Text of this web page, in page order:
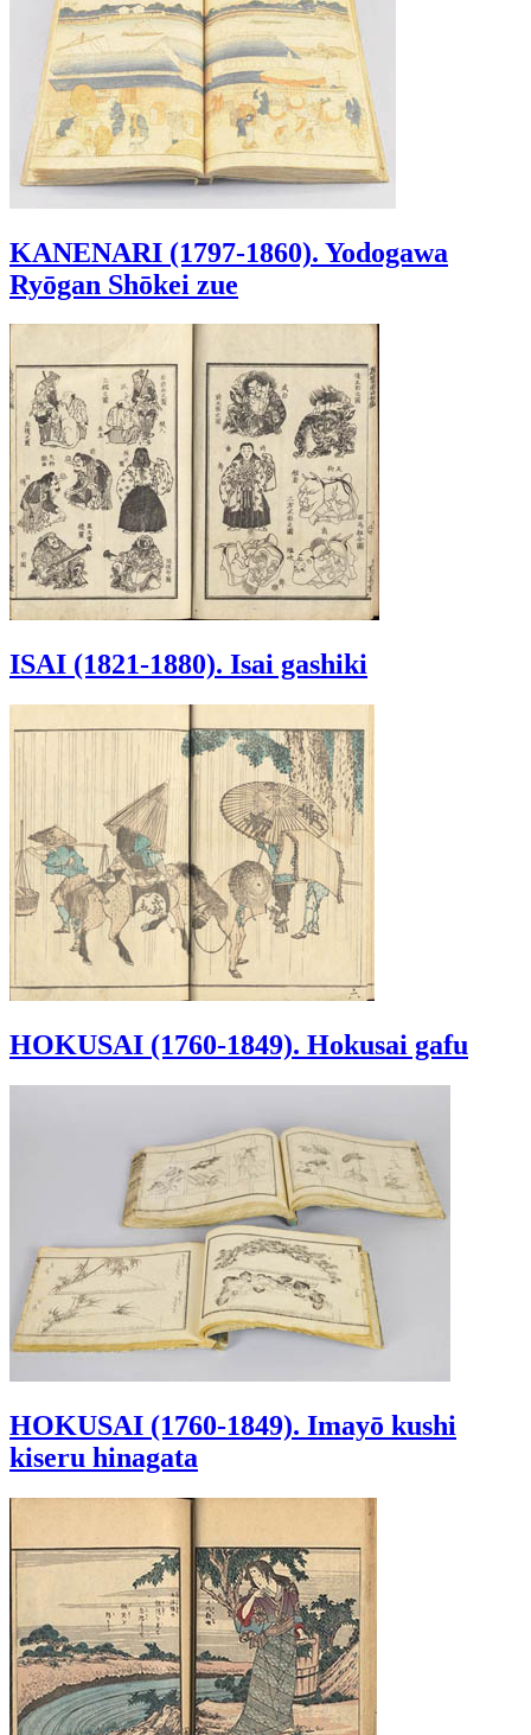
KANENARI (1797-1860). Yodogawa
Ryōgan Shōkei zue
ISAI (1821-1880). Isai gashiki
HOKUSAI (1760-1849). Hokusai gafu
HOKUSAI (1760-1849). Imayō kushi
kiseru hinagata